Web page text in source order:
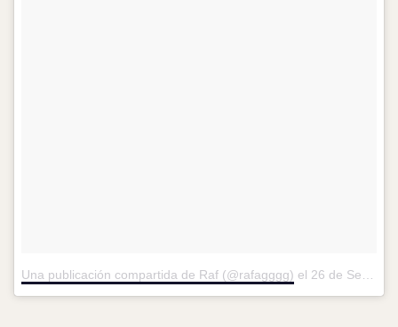
Una publicación compartida de Raf (@rafagggg) el 26 de Sep de 2015 a la(s) 9:11 PDT